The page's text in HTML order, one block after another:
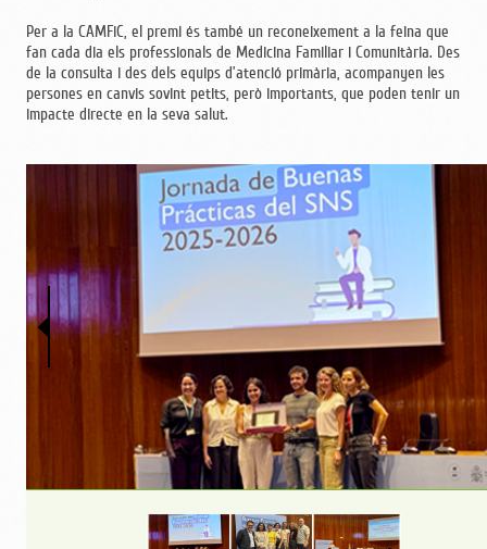
Per a la CAMFiC, el premi és també un reconeixement a la feina que
fan cada dia els professionals de Medicina Familiar i Comunitària. Des
de la consulta i des dels equips d’atenció primària, acompanyen les
persones en canvis sovint petits, però importants, que poden tenir un
impacte directe en la seva salut.